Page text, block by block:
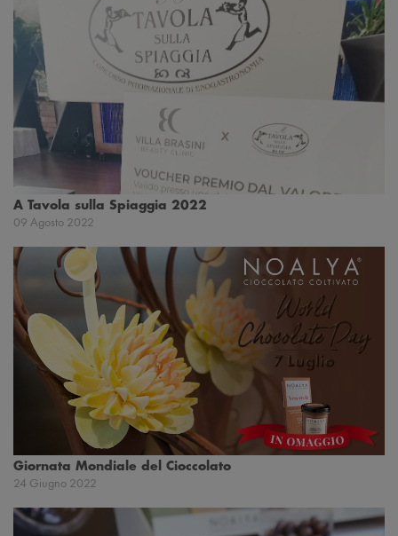
A Tavola sulla Spiaggia 2022
09 Agosto 2022
Giornata Mondiale del Cioccolato
24 Giugno 2022